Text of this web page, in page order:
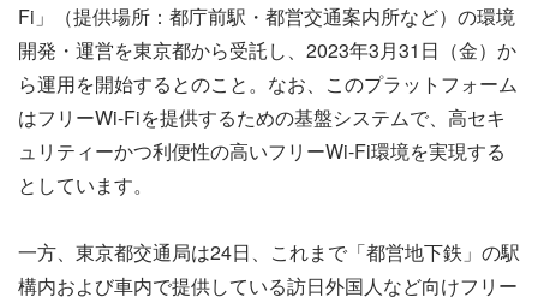
Fi」（提供場所：都庁前駅・都営交通案内所など）の環境
開発・運営を東京都から受託し、2023年3月31日（金）か
ら運用を開始するとのこと。なお、このプラットフォーム
はフリーWi-Fiを提供するための基盤システムで、高セキ
ュリティーかつ利便性の高いフリーWi-Fi環境を実現する
としています。
一方、東京都交通局は24日、これまで「都営地下鉄」の駅
構内および車内で提供している訪日外国人など向けフリー